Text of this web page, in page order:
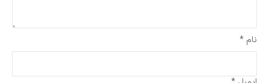
نام *